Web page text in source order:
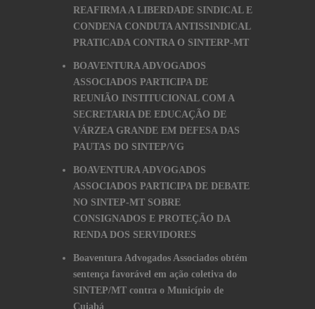
REAFIRMA A LIBERDADE SINDICAL E
CONDENA CONDUTA ANTISSINDICAL
PRATICADA CONTRA O SINTERP-MT
BOAVENTURA ADVOGADOS
ASSOCIADOS PARTICIPA DE
REUNIÃO INSTITUCIONAL COM A
SECRETARIA DE EDUCAÇÃO DE
VÁRZEA GRANDE EM DEFESA DAS
PAUTAS DO SINTEP/VG
BOAVENTURA ADVOGADOS
ASSOCIADOS PARTICIPA DE DEBATE
NO SINTEP-MT SOBRE
CONSIGNADOS E PROTEÇÃO DA
RENDA DOS SERVIDORES
Boaventura Advogados Associados obtém
sentença favorável em ação coletiva do
SINTEP/MT contra o Município de
Cuiabá